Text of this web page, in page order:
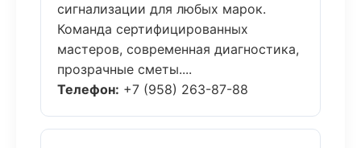
сигнализации для любых марок.
Команда сертифицированных
мастеров, современная диагностика,
прозрачные сметы....
Телефон: +7 (958) 263-87-88